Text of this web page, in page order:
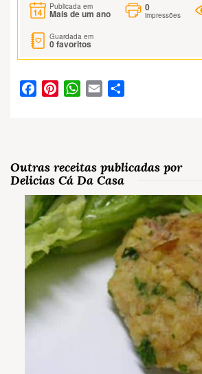
Publicada em
Mais de um ano
0
impressões
Guardada em
0favoritos
FacebookPinterestWhatsApp
Email
Outras receitas publicadas por
Delicias Cá Da Casa